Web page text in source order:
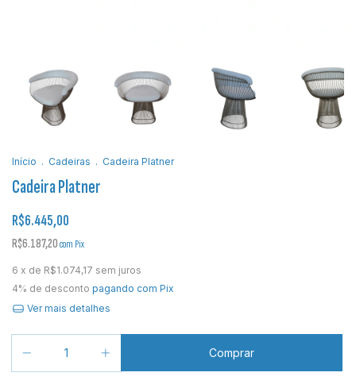
Início . Cadeiras . Cadeira Platner
Cadeira Platner
R$6.445,00
R$6.187,20com Pix
6 x de R$1.074,17 sem juros
4% de desconto pagando com Pix
Ver mais detalhes